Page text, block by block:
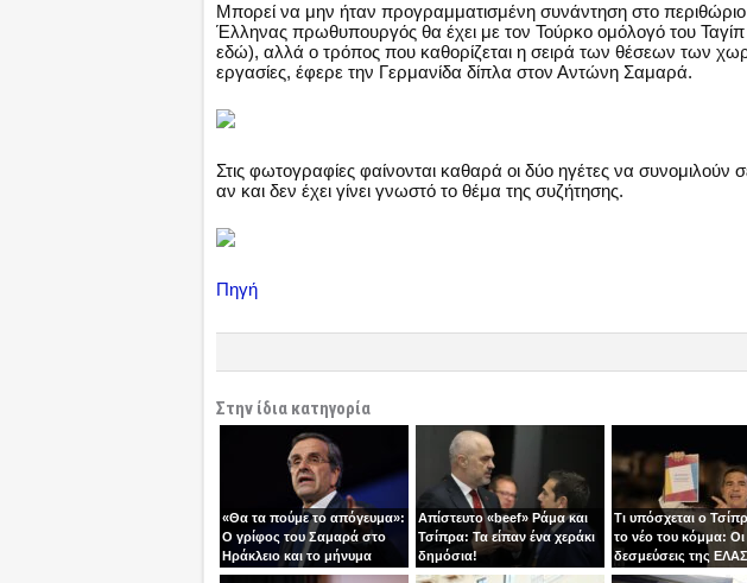
Μπορεί να μην ήταν προγραμματισμένη συνάντηση στο
Έλληνας πρωθυπουργός θα έχει με τον Τούρκο ομόλογό του Ταγίπ
εδώ), αλλά ο τρόπος που καθορίζεται η σειρά των θέσεων των
εργασίες, έφερε την Γερμανίδα δίπλα στον Αντώνη Σαμαρά.
Στις φωτογραφίες φαίνονται καθαρά οι δύο ηγέτες να συνομιλούν
αν και δεν έχει γίνει γνωστό το θέμα της συζήτησης.
Πηγή
Στην ίδια κατηγορία
«Θα τα πούμε το απόγευμα»:
Ο γρίφος του Σαμαρά στο
Ηράκλειο και το μήνυμα
ανατροπής
Απίστευτο «beef» Ράμα και
Τσίπρα: Τα είπαν ένα χεράκι
δημόσια!
Τι υπόσχεται ο
το νέο του κόμμα: Οι
δεσμεύσεις της ΕΛΑΣ